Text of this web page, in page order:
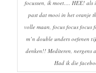
focussen, ik moet…. HEE! als
past dat mooi in het oranje
volle maan, focus focus focus
m’n double unders oefenen
denken!! Mediteren, nergens
Had ik die